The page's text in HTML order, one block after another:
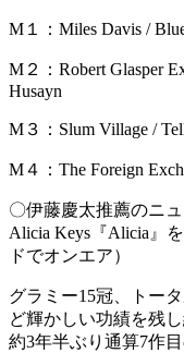
M１：Miles Davis /
M２：Robert Glasper
Husayn
M３：Slum Village /
M４：The Foreign
〇伊藤慶太推薦のニ
Alicia Keys『Alicia』
ドでオンエア）
グラミー15冠、トー
ど輝かしい功績を残
約3年半ぶり通算7作